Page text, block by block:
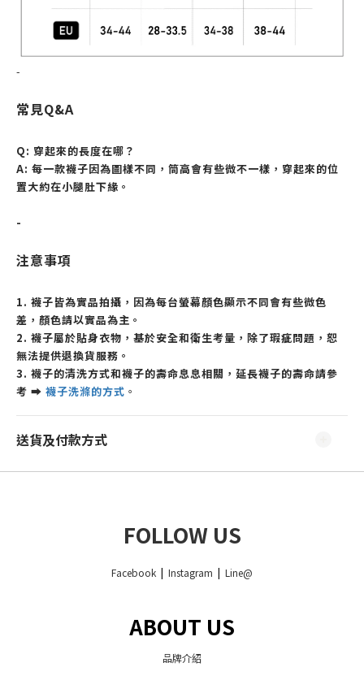
-
常見Q&A
Q: 穿起來的長度在哪？
A: 每一款襪子因為圖樣不同，筒高會有些微不一樣， 穿起來的位
置大約在小腿肚下緣。
-
注意事項
1. 襪子皆為實品拍攝，因為每台螢幕顏色顯示不同會有些微色
差，顏色請以實品為主。
2. 襪子屬於貼身衣物，基於安全和衛生考量，除了瑕疵問題，恕
無法提供退換貨服務。
3. 襪子的清洗方式和襪子的壽命息息相關，延長襪子的壽命請參
考 ➡ 襪子洗滌的方式 。
送貨及付款方式
FOLLOW US
Facebook | Instagram | Line@
ABOUT US
品牌介紹